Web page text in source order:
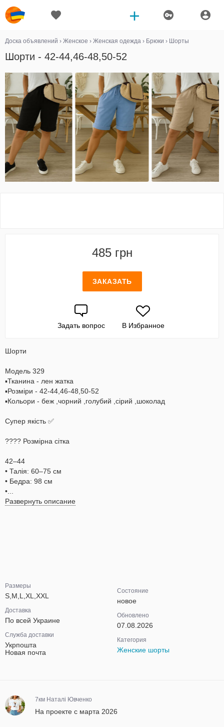
Доска объявлений › Женское › Женская одежда › Брюки › Шорты
Шорти - 42-44,46-48,50-52
485 грн
ЗАКАЗАТЬ
Задать вопрос В Избранное
Шорти
Модель 329
▪Тканина - лен жатка
▪Розміри - 42-44,46-48,50-52
▪Кольори - беж ,чорний ,голубий ,сірий ,шоколад
Супер якість ✅
???? Розмірна сітка
42–44
• Талія: 60–75 см
• Бедра: 98 см
•...
Развернуть описание
Размеры
S,M,L,XL,XXL
Доставка
По всей Украине
Служба доставки
Укрпошта
Новая почта
Состояние
новое
Обновлено
07.08.2026
Категория
Женские шорты
7км Наталі Ювченко
На проекте с марта 2026